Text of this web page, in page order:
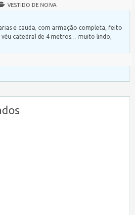
VESTIDO DE NOIVA
e cauda, com armação completa, feito
catedral de 4 metros… muito lindo,